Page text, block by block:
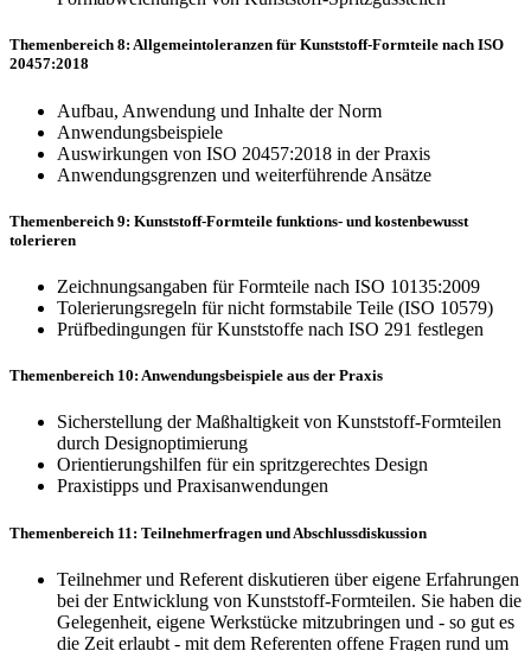
Themenbereich 8: Allgemeintoleranzen für Kunststoff-Formteile nach ISO
20457:2018
Aufbau, Anwendung und Inhalte der Norm
Anwendungsbeispiele
Auswirkungen von ISO 20457:2018 in der Praxis
Anwendungsgrenzen und weiterführende Ansätze
Themenbereich 9: Kunststoff-Formteile funktions- und kostenbewusst
tolerieren
Zeichnungsangaben für Formteile nach ISO 10135:2009
Tolerierungsregeln für nicht formstabile Teile (ISO 10579)
Prüfbedingungen für Kunststoffe nach ISO 291 festlegen
Themenbereich 10: Anwendungsbeispiele aus der Praxis
Sicherstellung der Maßhaltigkeit von Kunststoff-Formteilen
durch Designoptimierung
Orientierungshilfen für ein spritzgerechtes Design
Praxistipps und Praxisanwendungen
Themenbereich 11: Teilnehmerfragen und Abschlussdiskussion
Teilnehmer und Referent diskutieren über eigene Erfahrungen
bei der Entwicklung von Kunststoff-Formteilen. Sie haben die
Gelegenheit, eigene Werkstücke mitzubringen und - so gut es
die Zeit erlaubt - mit dem Referenten offene Fragen rund um